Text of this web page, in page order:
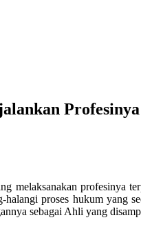
Profesinya
melaksanakan profesinya
proses hukum yang
sebagai Ahli yang